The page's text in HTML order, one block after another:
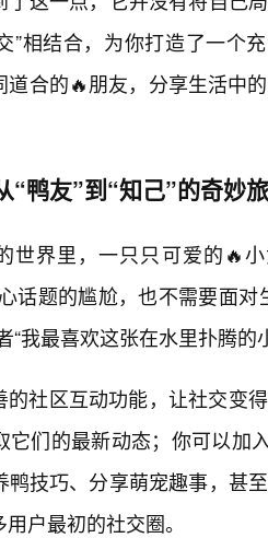
”相结合，为你打造了一个
道合的🔥朋友，分享生活中
“鸭友”到“知己”的奇妙
世界里，一只只可爱的🔥
话题的尴尬，也不需要面
我最喜欢这张在水里扑腾的
的社区互动功能，让社交变
它们的最新动态；你可以加
鸭技巧、分享萌宠趣事，甚
户最初的社交圈。